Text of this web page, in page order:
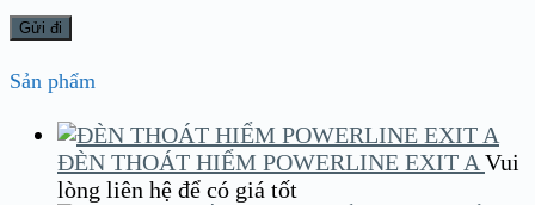
Sản phẩm
ĐÈN THOÁT HIỂM POWERLINE EXIT A Vui
lòng liên hệ để có giá tốt